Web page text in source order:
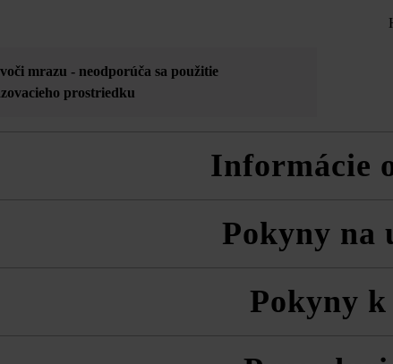
mrazu - neodporúča sa použitie
prostriedku
Informácie
štiepanie, vďaka tomu drsný lámaný vzhľad bočných plôch
prosím pokyny na inštaláciu a technické listy produktov v rámci
Pokyny na
Pokyny